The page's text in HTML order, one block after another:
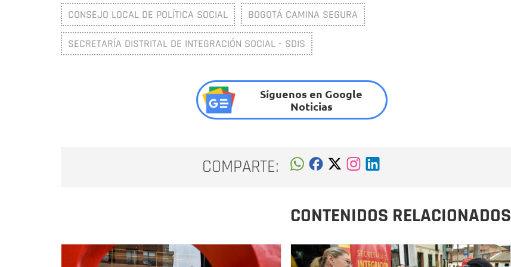
CONSEJO LOCAL DE POLÍTICA SOCIAL BOGOTÁ CAMINA SEGURA
SECRETARÍA DISTRITAL DE INTEGRACIÓN SOCIAL - SDIS
Síguenos en Google
Noticias
COMPARTE:
CONTENIDOS RELACIONADOS